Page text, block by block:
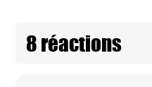
8 réactions